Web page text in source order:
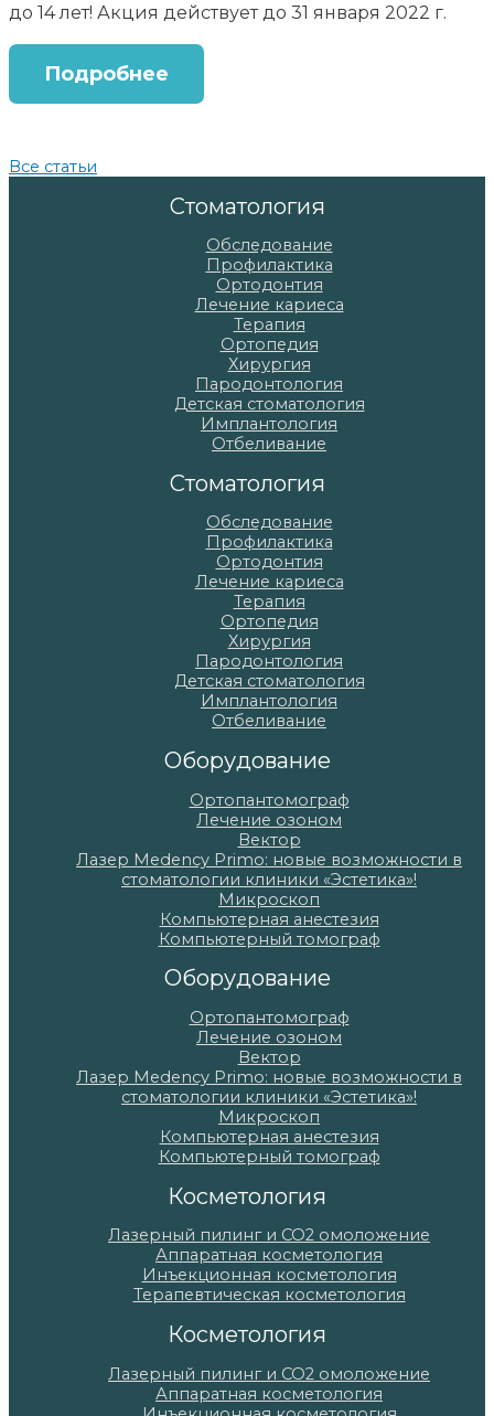
до 14 лет! Акция действует до 31 января 2022 г.
Подробнее
Все статьи
Стоматология
Обследование
Профилактика
Ортодонтия
Лечение кариеса
Терапия
Ортопедия
Хирургия
Пародонтология
Детская стоматология
Имплантология
Отбеливание
Стоматология
Обследование
Профилактика
Ортодонтия
Лечение кариеса
Терапия
Ортопедия
Хирургия
Пародонтология
Детская стоматология
Имплантология
Отбеливание
Оборудование
Ортопантомограф
Лечение озоном
Вектор
Лазер Medency Primo: новые возможности в
стоматологии клиники «Эстетика»!
Микроскоп
Компьютерная анестезия
Компьютерный томограф
Оборудование
Ортопантомограф
Лечение озоном
Вектор
Лазер Medency Primo: новые возможности в
стоматологии клиники «Эстетика»!
Микроскоп
Компьютерная анестезия
Компьютерный томограф
Косметология
Лазерный пилинг и СО2 омоложение
Аппаратная косметология
Инъекционная косметология
Терапевтическая косметология
Косметология
Лазерный пилинг и СО2 омоложение
Аппаратная косметология